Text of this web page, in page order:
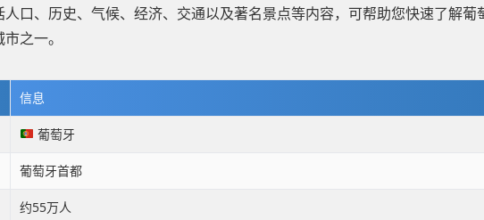
口、历史、气候、经济、交通以及著名景点等内容，可帮助您快速了解葡
之一。
信息
葡萄牙
葡萄牙首都
约55万人